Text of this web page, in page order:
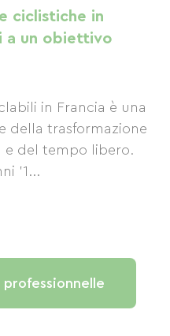
ciclistiche in
a un obiettivo
in Francia è una
della trasformazione
del tempo libero.
'1...